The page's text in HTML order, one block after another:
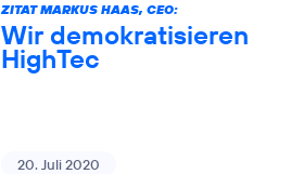
ZITAT MARKUS HAAS, CEO:
Wir demokratisieren
HighTec
20. Juli 2020